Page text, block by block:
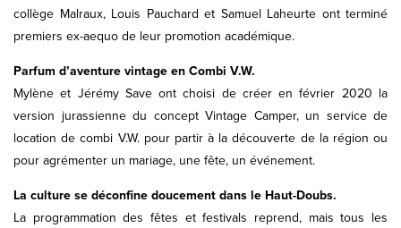
collège Malraux, Louis Pauchard et Samuel Laheurte ont terminé
premiers ex-aequo de leur promotion académique.
Parfum d’aventure vintage en Combi V.W.
Mylène et Jérémy Save ont choisi de créer en février 2020 la
version jurassienne du concept Vintage Camper, un service de
location de combi V.W. pour partir à la découverte de la région ou
pour agrémenter un mariage, une fête, un événement.
La culture se déconfine doucement dans le Haut-Doubs.
La programmation des fêtes et festivals reprend, mais tous les